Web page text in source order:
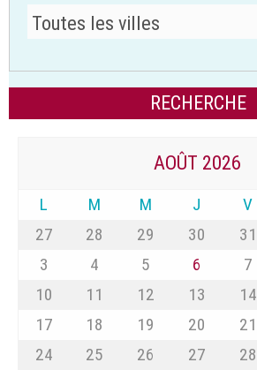
AOÛT 2026
L M M J V
27
28 29 30 31
3
4 5 6 7
10
11 12 13 14
17
18 19 20 21
24
25 26 27 28